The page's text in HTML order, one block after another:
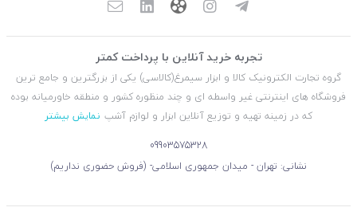
تجربه خرید آنلاین با پرداخت کمتر
گروه تجارت الکترونیک کالا و ابزار سیمرغ(کالاسی) یکی از بزرگترین و جامع ترین
فروشگاه های اینترنتی غیر واسطه ای و چند منظوره کشور و منطقه خاورمیانه بوده
که در زمینه تهیه و توزیع آنلاین ابزار و لوازم آشپ نمایش بیشتر
09903575328
نشانی: تهران - میدان جمهوری اسلامی- (فروش حضوری نداریم)